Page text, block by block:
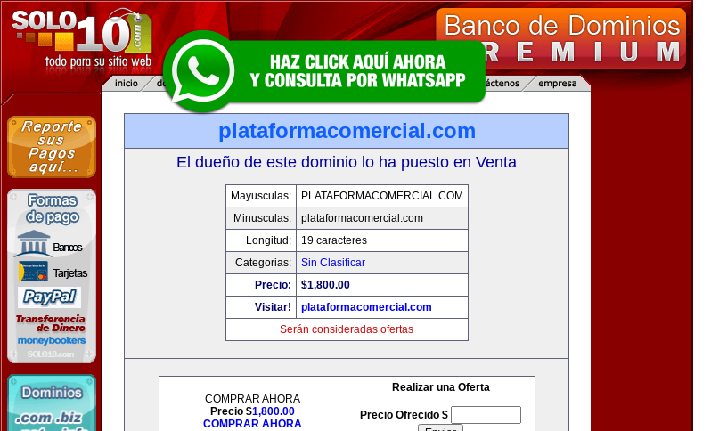
plataformacomercial.com
El dueño de este dominio lo ha puesto en Venta
Mayusculas:
PLATAFORMACOMERCIAL.COM
Minusculas:
plataformacomercial.com
Longitud:
19 caracteres
Categorias:
Sin Clasificar
Precio:
$1,800.00
Visitar!
plataformacomercial.com
Serán consideradas ofertas
COMPRAR AHORA
Precio $1,800.00
COMPRAR AHORA
Realizar una Oferta
Precio Ofrecido $